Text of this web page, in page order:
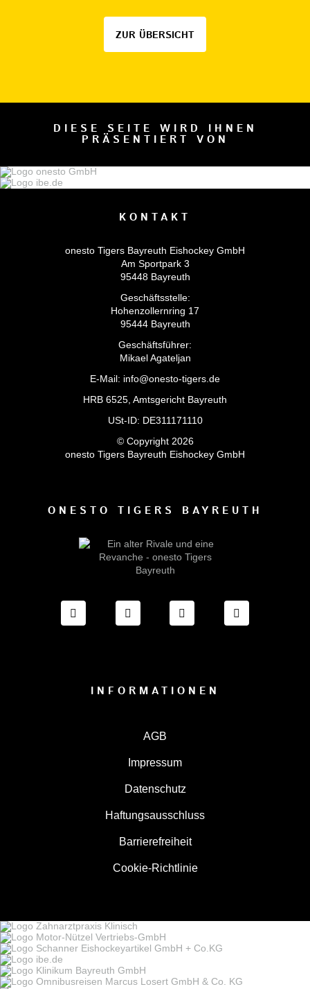
ZUR ÜBERSICHT
DIESE SEITE WIRD IHNEN
PRÄSENTIERT VON
KONTAKT
onesto Tigers Bayreuth Eishockey GmbH
Am Sportpark 3
95448 Bayreuth
Geschäftsstelle:
Hohenzollernring 17
95444 Bayreuth
Geschäftsführer:
Mikael Agateljan
E-Mail: info@onesto-tigers.de
HRB 6525, Amtsgericht Bayreuth
USt-ID: DE311171110
© Copyright 2026
onesto Tigers Bayreuth Eishockey GmbH
ONESTO TIGERS BAYREUTH
FACEBOOK ONESTO TIGERS BAYREUTH
INSTAGRAM ONESTO TIGERS
TIKTOK ONESTO
INFORMATIONEN
AGB
Impressum
Datenschutz
Haftungsausschluss
Barrierefreiheit
Cookie-Richtlinie